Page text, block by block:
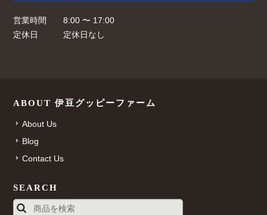
営業時間
8:00 〜 17:00
定休日
定休日なし
ABOUT 伊豆グッピーファーム
About Us
Blog
Contact Us
SEARCH